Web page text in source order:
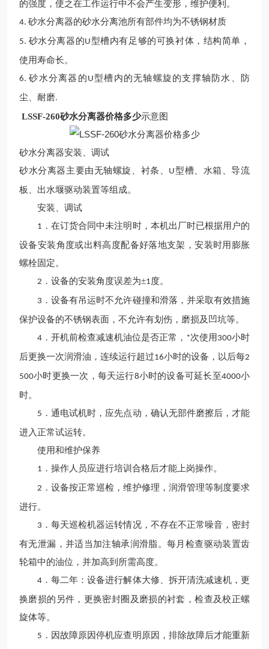
的强度，使之在工作运行中不会产生变形，维护便利。
4. 砂水分离器的砂水分离池所有部件均为不锈钢材质
5. 砂水分离器的U型槽内有足够的可换衬体，结构简单，
使用寿命长。
6.砂水分离器的 U型槽内的无轴螺旋的支撑轴防水、防
尘、耐磨.
LSSF-260砂水分离器价格多少示意图
砂水分离器安装、调试
砂水分离器主要由无轴螺旋、衬条、 U型槽、水箱、导流
板、出水堰驱动装置等组成。
安装、调试
1 ．在订货合同中未注明时，本机出厂时已根据用户的
设备安装角度或出料高度配备好落地支架，安装时用膨胀
螺栓固定。
2 ．设备的安装角度误差为±1 度。
3 ．设备有吊运时不允许碰撞和滑落，并采取有效措施
保护设备的不锈钢表面，不允许有划伤，磨损及凹坑等。
4 ．开机前检查减速机油位是否正常， *次使用 300小时
后更换一次润滑油，连续运行超过16小时的设备，以后每2
500小时更换一次，每天运行8小时的设备可延长至4000小
时。
5 ．通电试机时，应先点动，确认无部件磨擦后，才能
进入正常试运转。
使用和维护保养
1 ．操作人员应进行培训合格后才能上岗操作。
2 ．设备按正常巡检，维护修理，润滑管理等制度要求
进行。
3 ．每天巡检机器运转情况，不存在不正常噪音，密封
有无泄漏，并适当加注轴承润滑脂。每月检查驱动装置齿
轮箱中的油位，并加高到所需高度。
4 ．每二年：设备进行解体大修、拆开清洗减速机，更
换磨损的另件，更换密封圈及磨损的衬套，检查及校正螺
旋体等。
5 ．因故障原因停机应查明原因，排除故障后才能重新